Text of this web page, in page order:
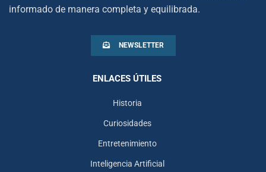
informado de manera completa y equilibrada.
NEWSLETTER
ENLACES ÚTILES
Historia
Curiosidades
Entretenimiento
Inteligencia Artificial